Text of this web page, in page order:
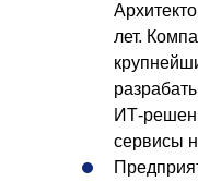
лет.
ИТ-
сервисы